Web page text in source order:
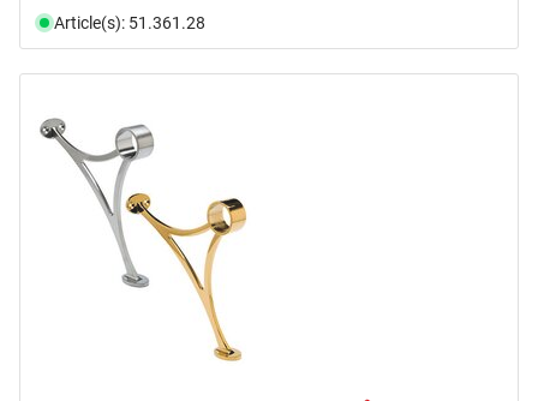
Article(s): 51.361.28